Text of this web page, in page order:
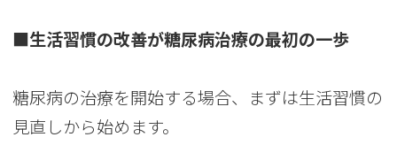
■生活習慣の改善が糖尿病治療の最初の一歩
糖尿病の治療を開始する場合、まずは生活習慣の
見直しから始めます。